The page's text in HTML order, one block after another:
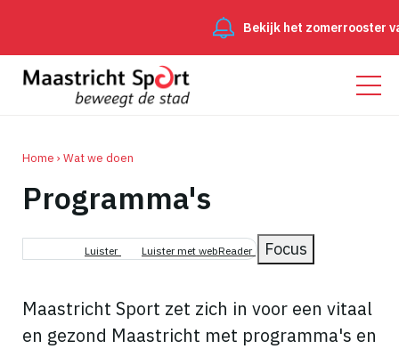
Bekijk het zomerrooster
Kruimelpad
Home Wat we doen
Programma's
Luister Luister met webReader Focus
Maastricht Sport zet zich in voor een vitaal
en gezond Maastricht met programma's en